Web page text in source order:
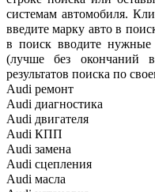
системам автомобиля.
введите марку авто в
в поиск вводите нужные
(лучше без окончаний
результатов поиска по
Audi ремонт
Audi диагностика
Audi двигателя
Audi КПП
Audi замена
Audi сцепления
Audi масла